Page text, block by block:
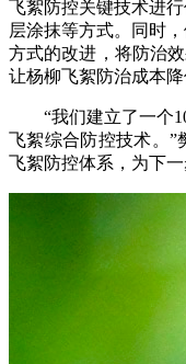
飞絮防控关键技术进
层涂抹等方式。同时
方式的改进，将防治
让杨柳飞絮防治成本降
“我们建立了一个
飞絮综合防控技术。”
飞絮防控体系，为下